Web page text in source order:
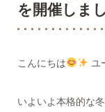
を開催しま
こんにちは ユ
いよいよ本格的な